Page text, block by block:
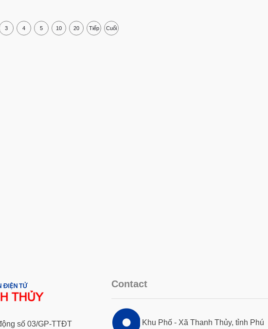
3 4 5 10 20 Tiếp Cuối
số 03/GP-TTĐT
Contact
Khu Phố - Xã Thanh Thủy, tỉnh Phú